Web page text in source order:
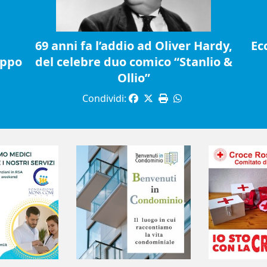
69 anni fa l’addio ad Oliver Hardy,
del celebre duo comico “Stanlio &
Ollio”
Condividi: